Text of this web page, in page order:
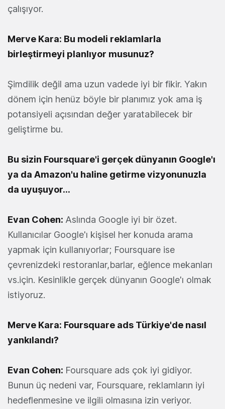
çalışıyor.
Merve Kara: Bu modeli reklamlarla
birleştirmeyi planlıyor musunuz?
Şimdilik değil ama uzun vadede iyi bir fikir. Yakın
dönem için henüz böyle bir planımız yok ama iş
potansiyeli açısından değer yaratabilecek bir
geliştirme bu.
Bu sizin Foursquare'i gerçek dünyanın Google'ı
ya da Amazon'u haline getirme vizyonunuzla
da uyuşuyor…
Evan Cohen: Aslında Google iyi bir özet.
Kullanıcılar Google'ı kişisel her konuda arama
yapmak için kullanıyorlar; Foursquare ise
çevrenizdeki restoranlar,barlar, eğlence mekanları
vs.için. Kesinlikle gerçek dünyanın Google'ı olmak
istiyoruz.
Merve Kara: Foursquare ads Türkiye'de nasıl
yankılandı?
Evan Cohen: Foursquare ads çok iyi gidiyor.
Bunun üç nedeni var, Foursquare, reklamların iyi
hedeflenmesine ve ilgili olmasına izin veriyor.